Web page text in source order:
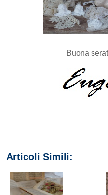
Buona
Articoli Simili: